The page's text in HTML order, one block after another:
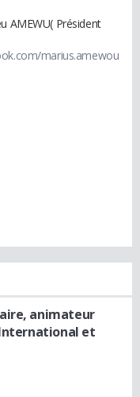
AMEWU( Président
marius.amewou
animateur
et